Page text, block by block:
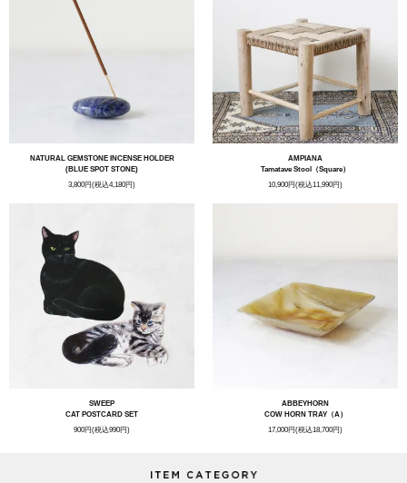
NATURAL GEMSTONE INCENSE HOLDER
(BLUE SPOT STONE)
3,800円(税込4,180円)
AMPIANA
Tamatave Stool（Square）
10,900円(税込11,990円)
SWEEP
CAT POSTCARD SET
900円(税込990円)
ABBEYHORN
COW HORN TRAY（A）
17,000円(税込18,700円)